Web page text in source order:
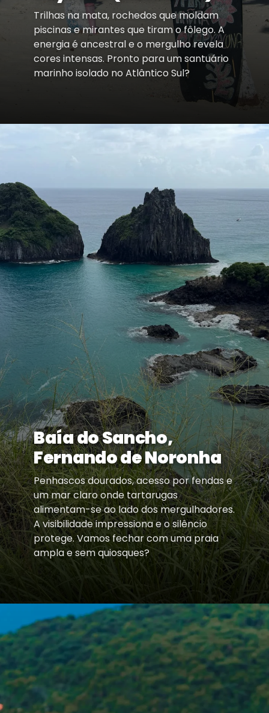
Trilhas na mata, rochedos que moldam
piscinas e mirantes que tiram o fôlego. A
energia é ancestral e o mergulho revela
cores intensas. Pronto para um santuário
marinho isolado no Atlântico Sul?
Baía do Sancho,
Fernando de Noronha
Penhascos dourados, acesso por fendas e
um mar claro onde tartarugas
alimentam-se ao lado dos mergulhadores.
A visibilidade impressiona e o silêncio
protege. Vamos fechar com uma praia
ampla e sem quiosques?